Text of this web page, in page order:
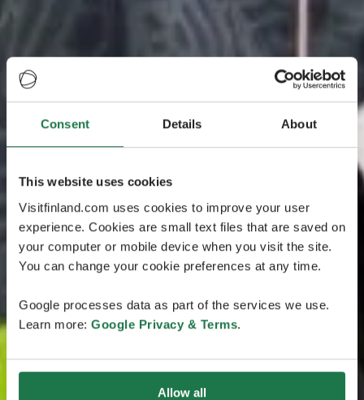
Consent Details About
This website uses cookies
Visitfinland.com uses cookies to improve your user
experience. Cookies are small text files that are saved on
your computer or mobile device when you visit the site.
You can change your cookie preferences at any time.
Google processes data as part of the services we use.
Learn more: Google Privacy & Terms.
Allow all